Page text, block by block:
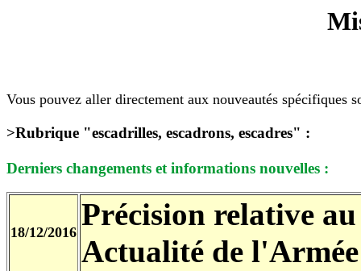
Vous pouvez aller directement aux nouveautés spécifiques
>Rubrique "escadrilles, escadrons, escadres" :
Derniers changements et informations nouvelles :
18/12/2016 Précision relative
Actualité de